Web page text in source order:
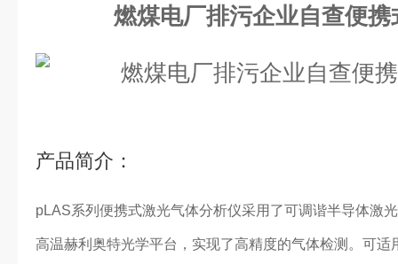
燃煤电厂排污企业自查便
产品简介：
pLAS系列便携式激光气体分析仪采用了可调谐半导体激
高温赫利奥特光学平台，实现了高精度的气体检测。可